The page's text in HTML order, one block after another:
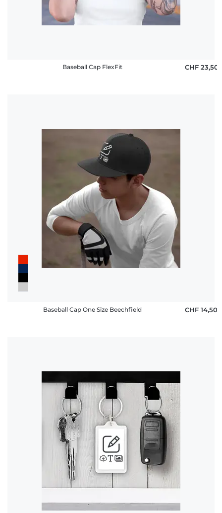
Baseball Cap FlexFit CHF 23,50
Baseball Cap One Size Beechfield CHF 14,50